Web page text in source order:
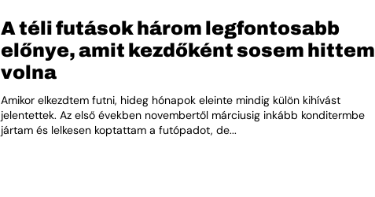
A téli futások három legfontosabb
előnye, amit kezdőként sosem hittem
volna
Amikor elkezdtem futni, hideg hónapok eleinte mindig külön kihívást
jelentettek. Az első években novembertől márciusig inkább konditermbe
jártam és lelkesen koptattam a futópadot, de...